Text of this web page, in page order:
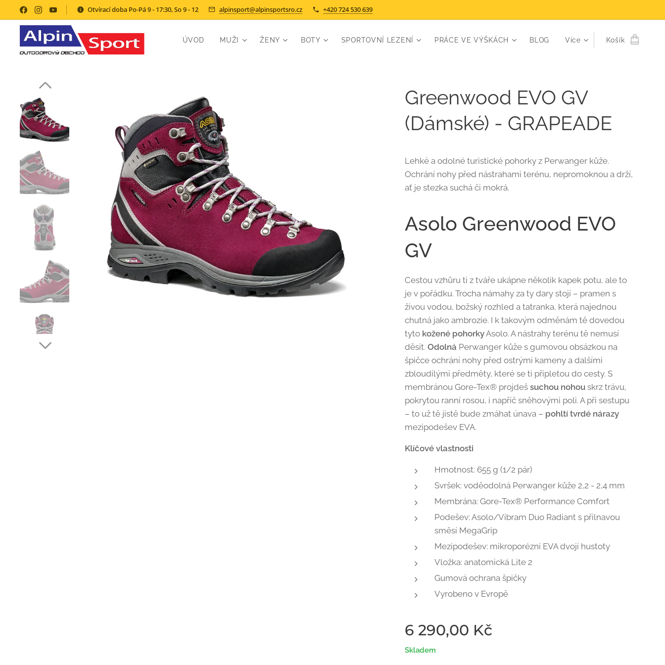
Otvírací doba Po-Pá 9 - 17:30, So 9 - 12 alpinsport@alpinsportsro.cz +420 724 530 639
ÚVOD MUŽI ŽENY BOTY SPORTOVNÍ LEZENÍ PRÁCE VE VÝŠKÁCH BLOG Více Košík
Greenwood EVO GV
(Dámské) - GRAPEADE
Lehké a odolné turistické pohorky z Perwanger kůže.
Ochrání nohy před nástrahami terénu, nepromoknou a drží,
ať je stezka suchá či mokrá.
Asolo Greenwood EVO
GV
Cestou vzhůru ti z tváře ukápne několik kapek potu, ale to
je v pořádku. Trocha námahy za ty dary stojí – pramen s
živou vodou, božský rozhled a tatranka, která najednou
chutná jako ambrozie. I k takovým odměnám tě dovedou
tyto kožené pohorkyAsolo. A nástrahy terénu tě nemusí
děsit.Odolná Perwanger kůže s gumovou obsázkou na
špičce ochrání nohy před ostrými kameny a dalšími
zbloudilými předměty, které se ti připletou do cesty. S
membránou Gore-Tex® projdešsuchou nohouskrz trávu,
pokrytou ranní rosou, i napříč sněhovými poli. A při sestupu
– to už tě jistě bude zmáhat únava – pohltí tvrdé nárazy
mezipodešev EVA.
Klíčové vlastnosti
Hmotnost: 655 g (1/2 pár)
Svršek: voděodolná Perwanger kůže 2,2 - 2,4 mm
Membrána: Gore-Tex® Performance Comfort
Podešev: Asolo/Vibram Duo Radiant s přilnavou
směsí MegaGrip
Mezipodešev: mikroporézní EVA dvojí hustoty
Vložka: anatomická Lite 2
Gumová ochrana špičky
Vyrobeno v Evropě
6 290,00 Kč
Skladem